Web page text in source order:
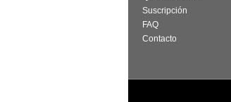
Suscripción
FAQ
Contacto